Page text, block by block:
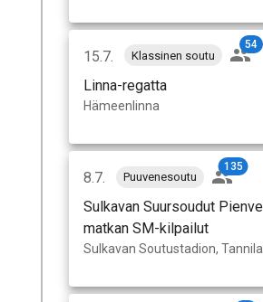
15.7. Klassinen soutu
54
Linna-regatta
Hämeenlinna
8.7. Puuvenesoutu
135
Sulkavan Suursoudut
matkan SM-kilpailut
Sulkavan Soutustadion,